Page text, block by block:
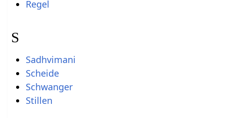
Regel
S
Sadhvimani
Scheide
Schwanger
Stillen